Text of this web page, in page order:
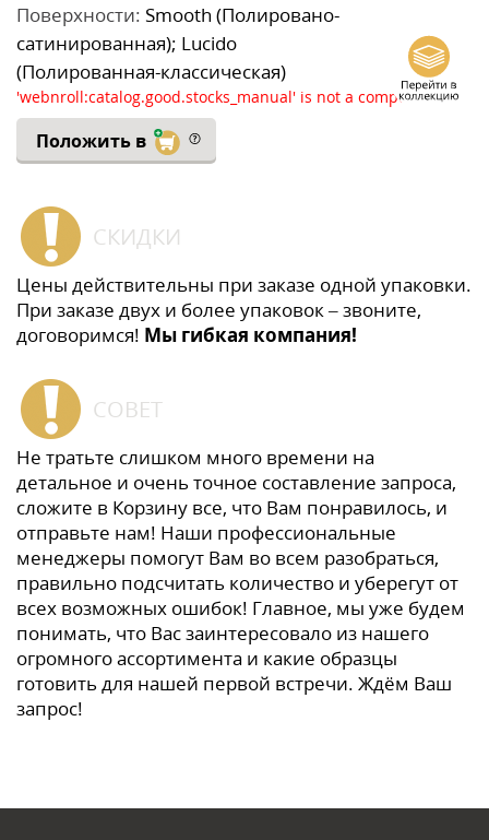
Поверхности: Smooth (Полировано-
сатинированная); Lucido
(Полированная-классическая)
'webnroll:catalog.good.stocks_manual' is not a component
Положить в
СКИДКИ
Цены действительны при заказе одной упаковки.
При заказе двух и более упаковок – звоните,
договоримся! Мы гибкая компания!
СОВЕТ
Не тратьте слишком много времени на
детальное и очень точное составление запроса,
сложите в Корзину все, что Вам понравилось, и
отправьте нам! Наши профессиональные
менеджеры помогут Вам во всем разобраться,
правильно подсчитать количество и уберегут от
всех возможных ошибок! Главное, мы уже будем
понимать, что Вас заинтересовало из нашего
огромного ассортимента и какие образцы
готовить для нашей первой встречи. Ждём Ваш
запрос!